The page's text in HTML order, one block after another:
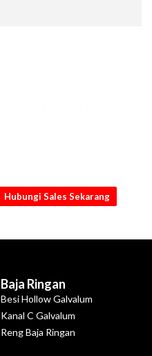
Hubungi Sales Sekarang
Baja Ringan
Besi Hollow Galvalum
Kanal C Galvalum
Reng Baja Ringan